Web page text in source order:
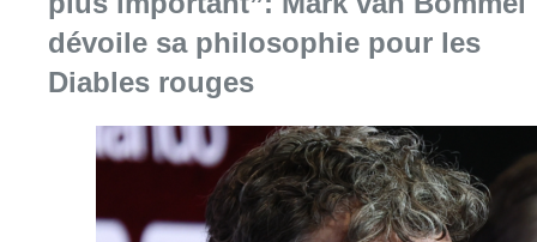
Consulter l'article "“La tactique doit être